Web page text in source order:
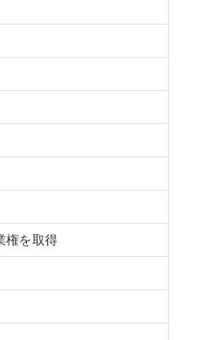
権を取得